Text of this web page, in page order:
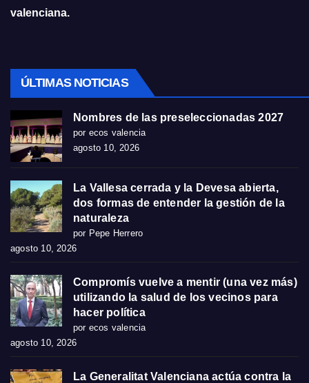
valenciana.
ÚLTIMAS NOTICIAS
Nombres de las preseleccionadas 2027
por ecos valencia
agosto 10, 2026
La Vallesa cerrada y la Devesa abierta,
dos formas de entender la gestión de la
naturaleza
por Pepe Herrero
agosto 10, 2026
Compromís vuelve a mentir (una vez más)
utilizando la salud de los vecinos para
hacer política
por ecos valencia
agosto 10, 2026
La Generalitat Valenciana actúa contra la